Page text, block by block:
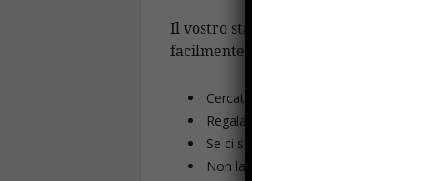
Il vostro stand all’interno della fiera
facilmente dai potenziali clienti, cosa
Cercate di stare in piedi il più possibile
Regalate gadget selezionando le
Se ci sono collaboratori, dividetevi i
Non lasciate mai lo stand incustodito